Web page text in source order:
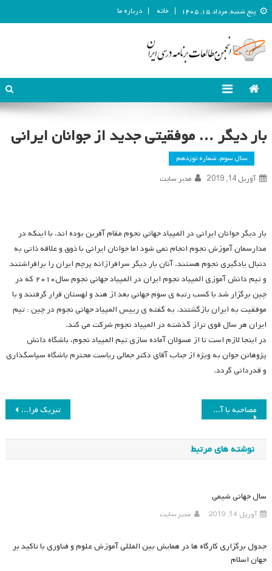
پنج شنبه, مرداد ۱۵, ۱۴۰۵ خانه درباره ما
انجمن مطالعات برنامه درسی ایران
بار دیگر … موفقیتی جدید از جوانان ایرانی
سال سوم، شماره نوزدهم
آوریل 14, 2019 مدیر سایت
بار دیگر جوانان ایرانی در المپیاد جهانی نجوم مقام آفرین بوده اند. با اینکه در
مدارسمان آموزش نجوم انجام نمی شود اما جوانان ایرانی با ذوق و علاقه ذاتی به
دنبال یادگیری نجوم هستند. آنان بار دیگر سرافرازانه پرچم ایران را برافراشتند
و تیم دانش آموزی المپیاد نجوم ایران در المپیاد جهانی نجوم سال۲۰۱۰ که در
چین برگزار شد با کسب رتبه ی سوم جهانی بعد از هند و لهستان قرار گرفتند و با
موفقیت به ایران بازگشتند. به گفته ی رییس المپیاد جهانی نجوم در چین : تیم
ایران هر سال قوی تراز گذشته در المپیاد نجوم شرکت می کند.
در اینجا لازم است تا از مسولان آماده سازی تیم المپیاد نجوم، باشگاه دانش
پژوهاتن جوان به ویژه از جناب آقای دکتر جمالی ریاست محترم باشگاه سپاسگذاری
و قدردانی گردد.
راهبری
نوشته
تبریک فرارسیدن سال تحصیلی جدید مصاحبه با آقای دکتر ایرج سلطانی
نوشته های مرتبط
سال جهانی شیمی
آوریل 14, 2019 مدیر سایت
جدول برگزاری کارگاه ها در همایش بین المللی آموزش علوم و فناوری با تاکید بر
جهان اسلام